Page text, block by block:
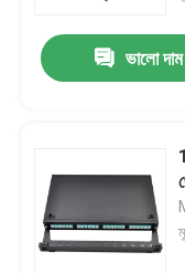
ভালো দাম